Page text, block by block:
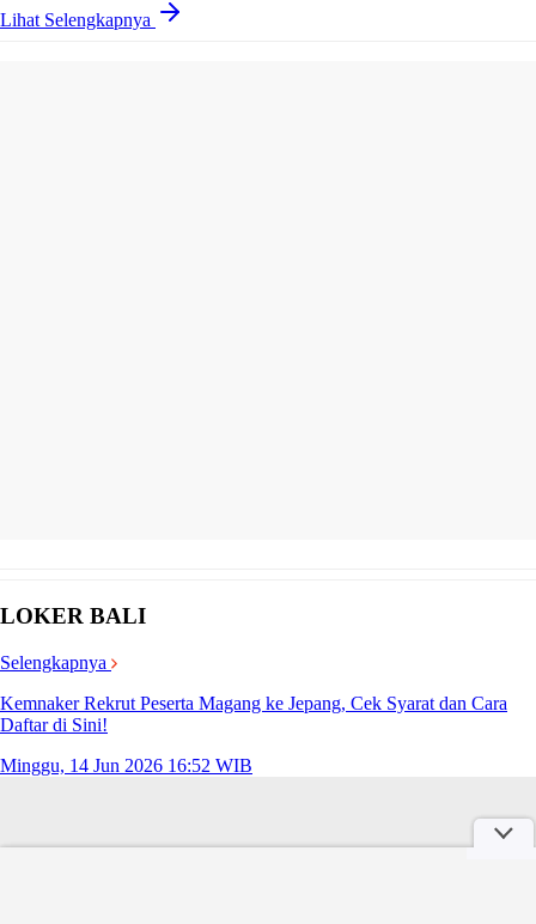
Lihat Selengkapnya
LOKER BALI
Selengkapnya
Kemnaker Rekrut Peserta Magang ke Jepang, Cek Syarat dan Cara
Daftar di Sini!
Minggu, 14 Jun 2026 16:52 WIB